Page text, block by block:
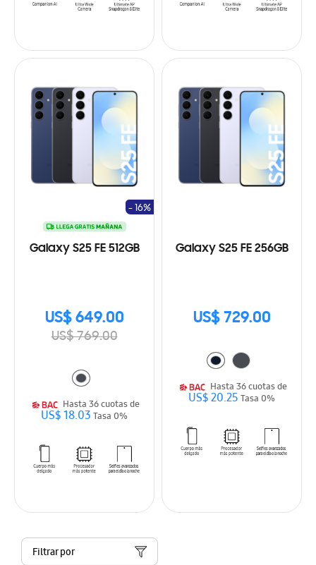
Galaxy S25 FE 512GB
US$ 649.00
US$ 769.00
- 16%
Hasta 36 cuotas de
US$ 18.03Tasa 0%
Galaxy S25 FE 256GB
US$ 729.00
Hasta 36 cuotas de
US$ 20.25Tasa 0%
Filtrar por